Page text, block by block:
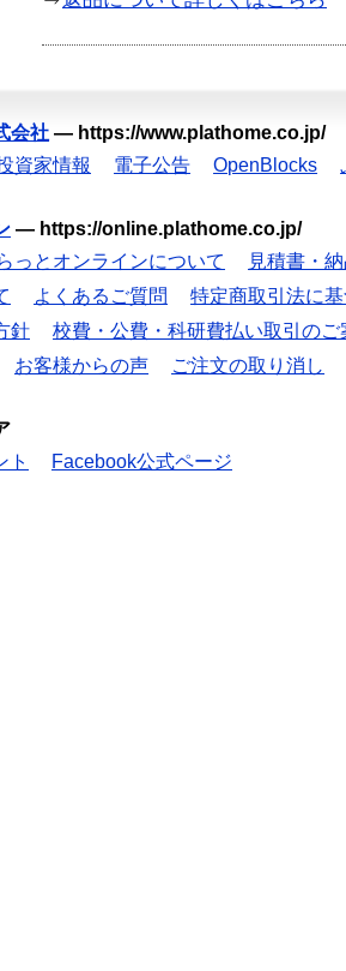
会社 — https://www.plathome.co.jp/
資家情報 電子公告 OpenBlocks
— https://online.plathome.co.jp/
っとオンラインについて
見積書・
よくあるご質問
特定商取引法に
針
校費・公費・科研費払い取引のご
お客様からの声 ご注文の取り消し
ト
Facebook公式ページ